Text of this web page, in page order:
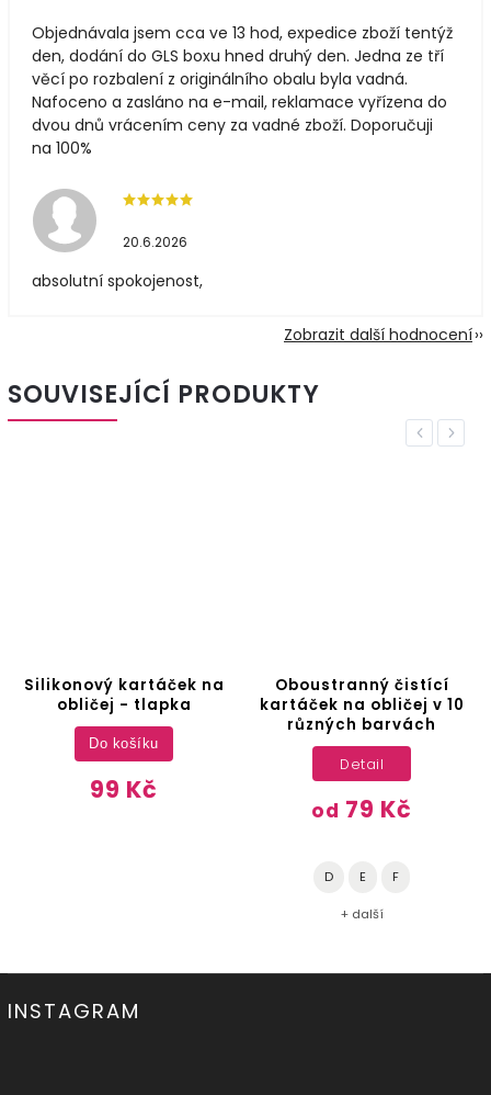
Objednávala jsem cca ve 13 hod, expedice zboží tentýž
den, dodání do GLS boxu hned druhý den. Jedna ze tří
věcí po rozbalení z originálního obalu byla vadná.
Nafoceno a zasláno na e-mail, reklamace vyřízena do
dvou dnů vrácením ceny za vadné zboží. Doporučuji
na 100%
20.6.2026
absolutní spokojenost,
Zobrazit další hodnocení
SOUVISEJÍCÍ PRODUKTY
Previous
Silikonový kartáček na
obličej - tlapka
99 Kč
Do košíku
Oboustranný čistící
kartáček na obličej v 10
různých barvách
od 79 Kč
Detail
D E F
+ další
Next
INSTAGRAM